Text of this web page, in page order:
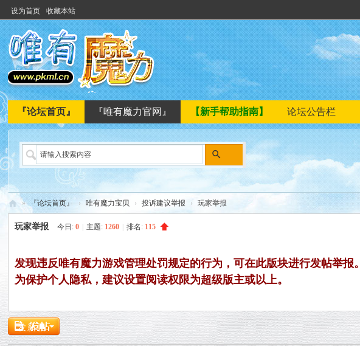
设为首页 收藏本站
『论坛首页』 『唯有魔力官网』 【新手帮助指南】 论坛公告栏
搜
索
唯
魔
力
坛
» 『论坛首页』 › 唯有魔力宝贝 › 投诉建议举报 › 玩家举报
玩家举报 今日:0 主题: 1260 排名: 115
发现违反唯有魔力游戏管理处罚规定的行为，可在此版块进行发帖举报。
为保护个人隐私，建议设置阅读权限为超级版主或以上。
发新帖